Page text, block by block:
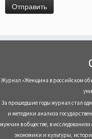
Журнал «Женщина в российском
За прошедшие годы журнал стал
и методики анализа
мужчин в обществе, в
экономики и культуры,